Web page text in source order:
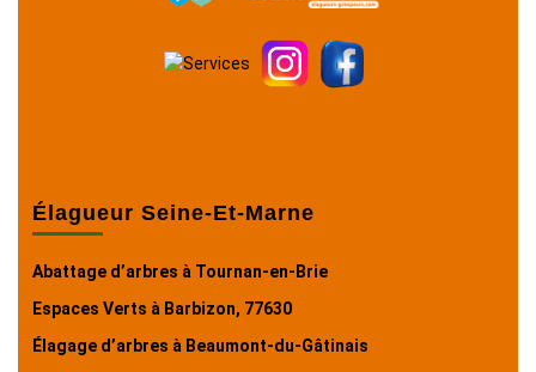
Élagueur Seine-Et-Marne
Abattage d’arbres à Tournan-en-Brie
Espaces Verts à Barbizon, 77630
Élagage d’arbres à Beaumont-du-Gâtinais